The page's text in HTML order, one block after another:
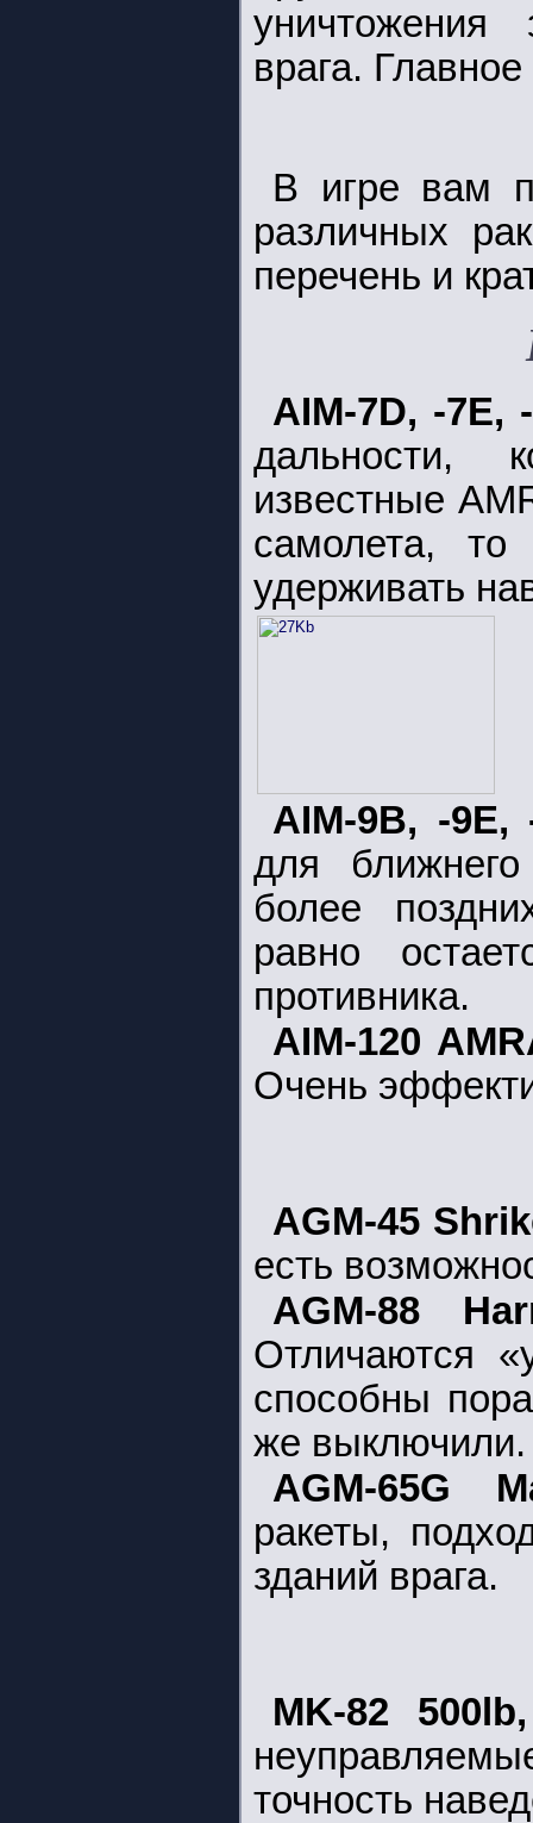
врага.
В игре вам
различных
перечень и
AIM-7D, -7E,
дальности,
известные
самолета,
удерживать
AIM-9B, -
для
более
равно
противника.
AIM-120
Очень
AGM-45
есть
AGM-88
Отличаются
способны
же выключили.
AGM-65G
ракеты,
зданий врага.
MK-82
точность